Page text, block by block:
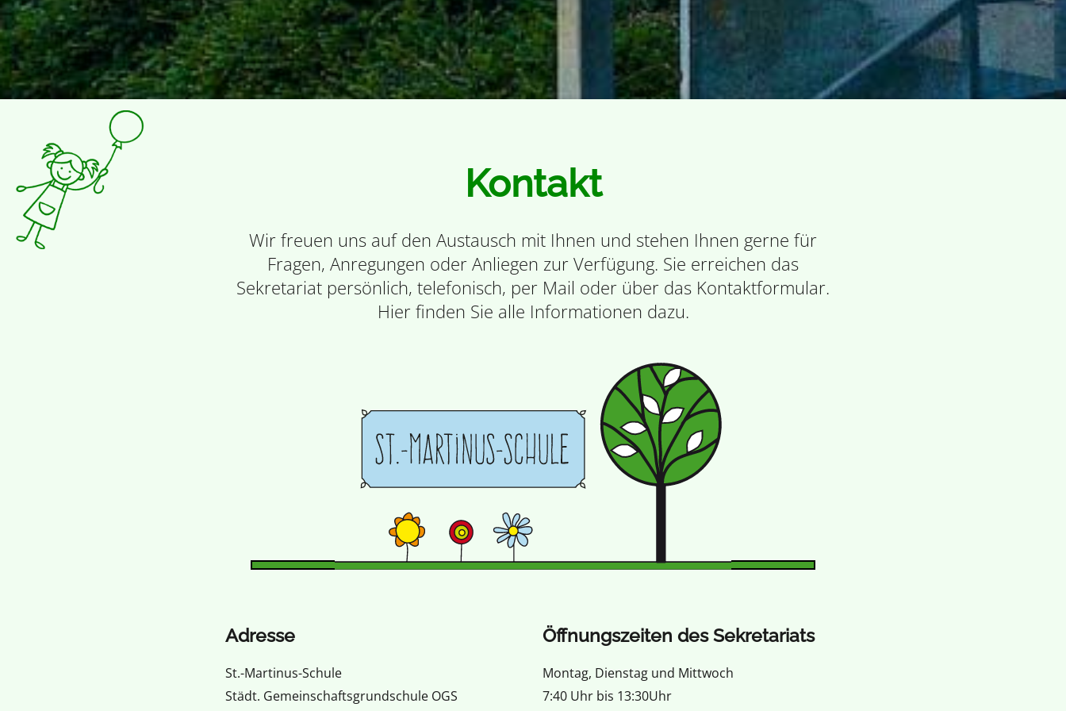
Kontakt
Wir freuen uns auf den Austausch mit Ihnen und stehen Ihnen gerne für
Fragen, Anregungen oder Anliegen zur Verfügung. Sie erreichen das
Sekretariat persönlich, telefonisch, per Mail oder über das Kontaktformular.
Hier finden Sie alle Informationen dazu.
Adresse
St.-Martinus-Schule
Städt. Gemeinschaftsgrundschule OGS
Öffnungszeiten des Sekretariats
Montag, Dienstag und Mittwoch
7:40 Uhr bis 13:30Uhr